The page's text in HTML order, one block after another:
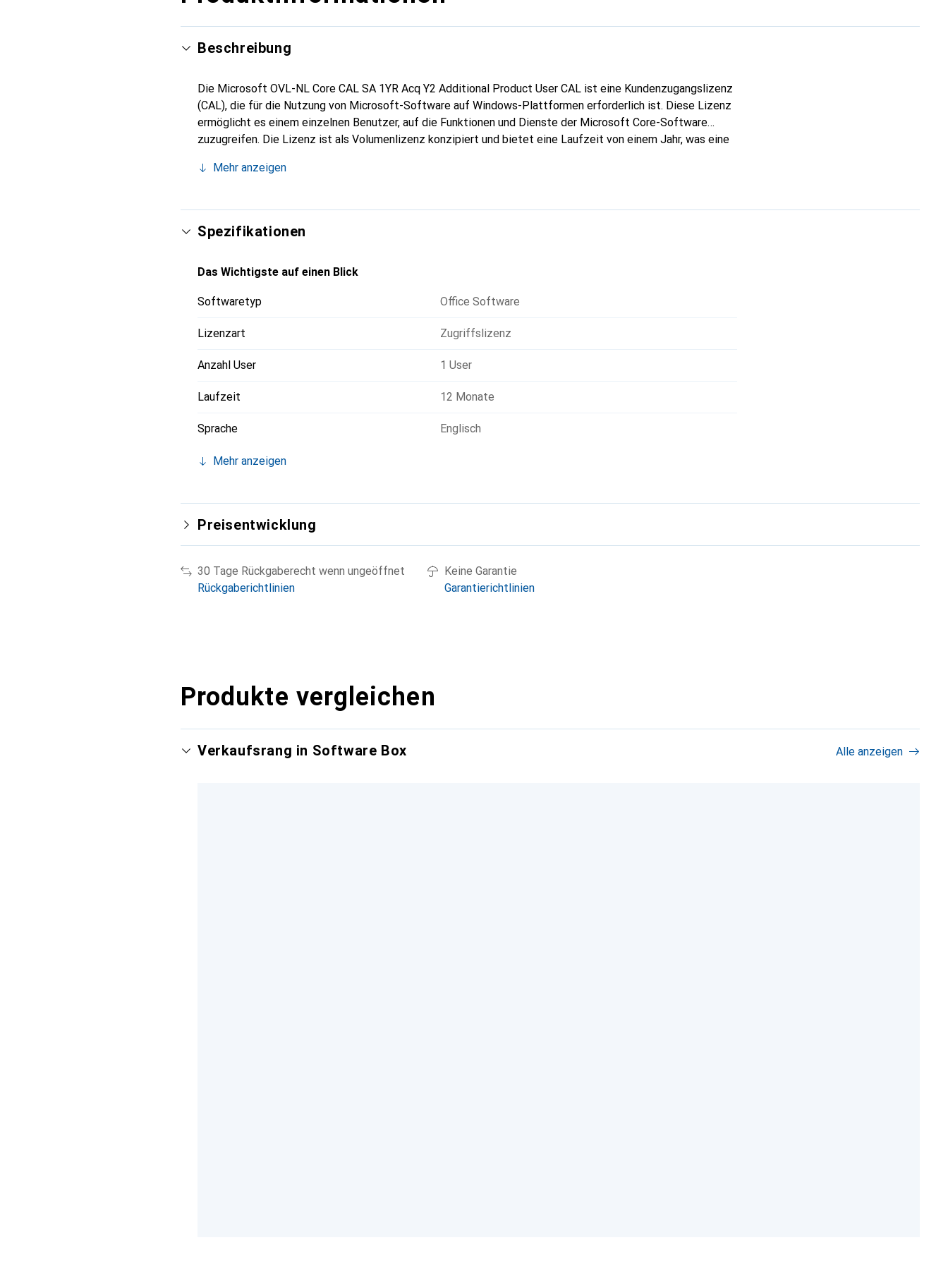
Beschreibung
Die Microsoft OVL-NL Core CAL SA 1YR Acq Y2 Additional Product User CAL ist eine Kundenzugangslizenz
(CAL), die für die Nutzung von Microsoft-Software auf Windows-Plattformen erforderlich ist. Diese Lizenz
ermöglicht es einem einzelnen Benutzer, auf die Funktionen und Dienste der Microsoft Core-Software
zuzugreifen. Die Lizenz ist als Volumenlizenz konzipiert und bietet eine Laufzeit von einem Jahr, was eine
möchten. Die Software ist in englischer Sprache verfügbar und richtet sich an Organisationen, die eine
für Nachhaltigkeit, einschliesslich Initiativen wie SBTi und RE100, zeigt Microsoft sein Bestreben,
umweltfreundliche Praktiken zu fördern. Diese CAL ist ein wesentlicher Bestandteil der Microsoft-
Produktpalette und unterstützt Unternehmen dabei, ihre Softwareanforderungen effizient zu erfüllen.
Mehr anzeigen
Spezifikationen
Das Wichtigste auf einen Blick
Softwaretyp Office Software
Lizenzart Zugriffslizenz
Anzahl User 1 User
Laufzeit 12 Monate
Sprache Englisch
Mehr anzeigen
Preisentwicklung
30 Tage Rückgaberecht wenn ungeöffnet
Rückgaberichtlinien
Keine Garantie
Garantierichtlinien
Produkte vergleichen
Verkaufsrang in Software Box Alle anzeigen